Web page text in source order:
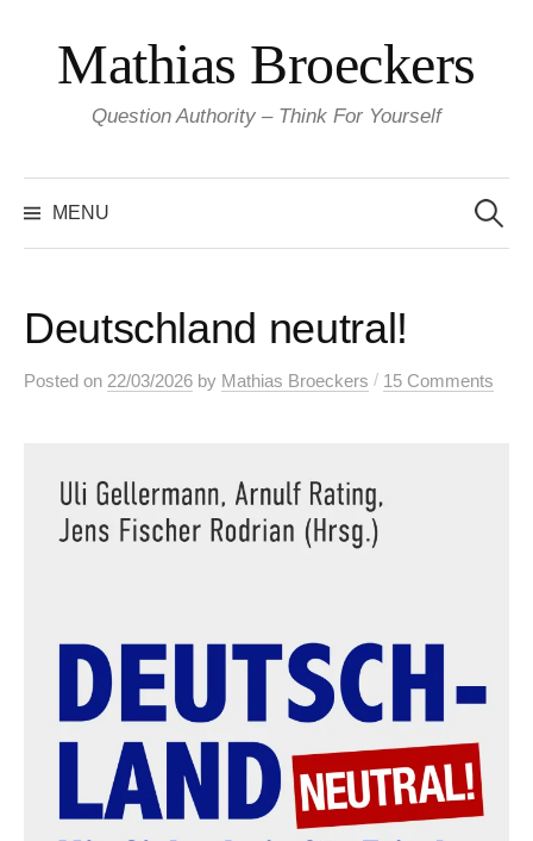
content
Mathias Broeckers
Question Authority – Think For Yourself
MENU
for:
Deutschland neutral!
Posted on 22/03/2026 by Mathias Broeckers / 15 Comments